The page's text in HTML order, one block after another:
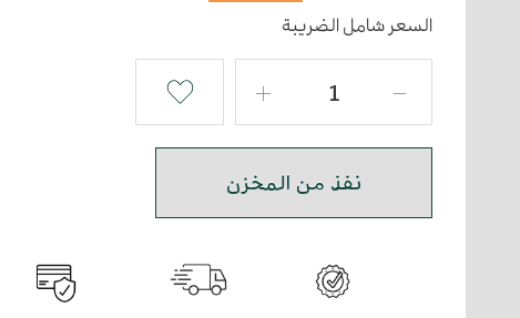
السعر شامل الضريبة
نفذ من المخزن